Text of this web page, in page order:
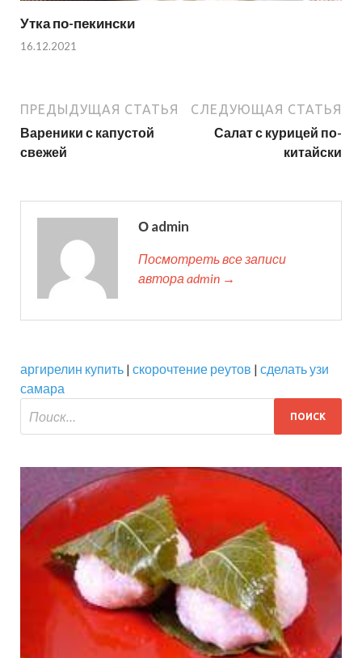
Утка по-пекински
16.12.2021
ПРЕДЫДУЩАЯ СТАТЬЯ
Вареники с капустой
свежей
СЛЕДУЮЩАЯ СТАТЬЯ
Салат с курицей по-
китайски
О admin
Посмотреть все записи
автора admin →
аргирелин купить | скорочтение реутов | сделать узи
самара